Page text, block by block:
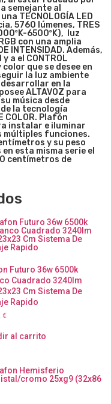
semejante al
TECNOLOGÍA LED
5760 lúmenes, TRES
6500ºK), luz
con una amplia
INTENSIDAD. Además,
a el CONTROL
color que se desee en
la luz ambiente
en la
ALTAVOZ para
música desde
la tecnología
COLOR. Plafón
instalar e iluminar
múltiples funciones.
y su peso
esta misma serie el
centímetros de
Futuro 36w 6500k
Cuadrado 3240lm
Cm Sistema De
Rapido
€
al carrito